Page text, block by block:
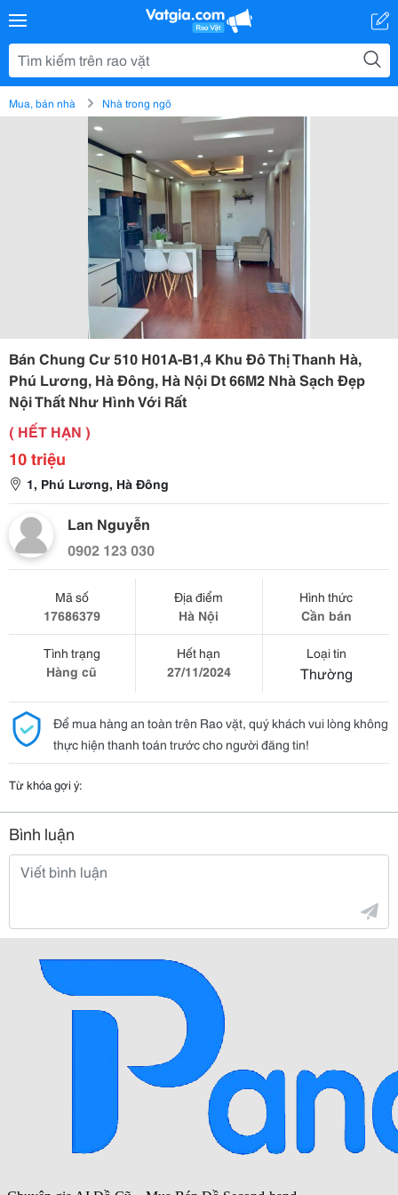
Mua, bán nhà Nhà trong ngõ
Bán Chung Cư 510 H01A-B1,4 Khu Đô Thị Thanh Hà,
Phú Lương, Hà Đông, Hà Nội Dt 66M2 Nhà Sạch Đẹp
Nội Thất Như Hình Với Rất
( HẾT HẠN )
10 triệu
1, Phú Lương, Hà Đông
Lan Nguyễn
0902 123 030
Mã số
17686379
Địa điểm
Hà Nội
Hình thức
Cần bán
Tình trạng
Hàng cũ
Hết hạn
27/11/2024
Loại tin
Thường
Để mua hàng an toàn trên Rao vặt, quý khách vui lòng không
thực hiện thanh toán trước cho người đăng tin!
Từ khóa gợi ý:
Bình luận